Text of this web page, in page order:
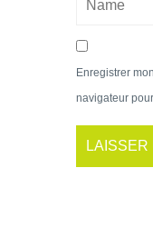
Enregistrer
navigateur